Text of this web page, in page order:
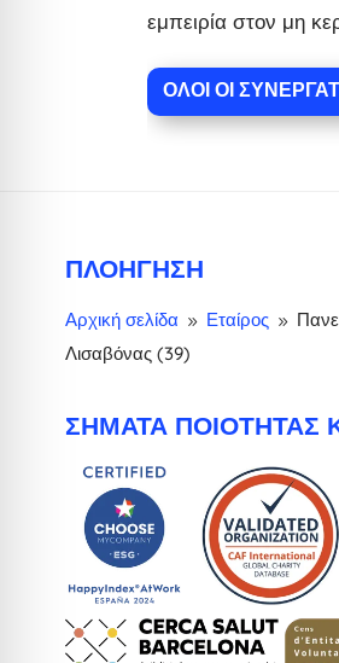
εμπειρία στον μη
ΌΛΟΙ ΟΙ
ΠΛΟΉΓΗΣΗ
Αρχική σελίδα 9 Εταίρος 9
Λισαβόνας (39)
ΣΉΜΑΤΑ ΠΟΙΌΤΗΤΑΣ